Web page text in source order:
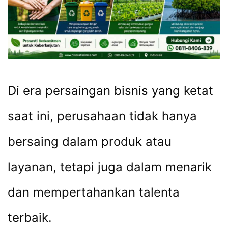
Di era persaingan bisnis yang ketat
saat ini, perusahaan tidak hanya
bersaing dalam produk atau
layanan, tetapi juga dalam menarik
dan mempertahankan talenta
terbaik.